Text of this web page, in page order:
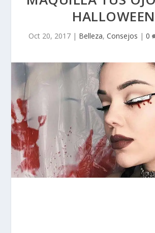
HALLOWEEN
Oct 20, 2017| Belleza, Consejos | 0